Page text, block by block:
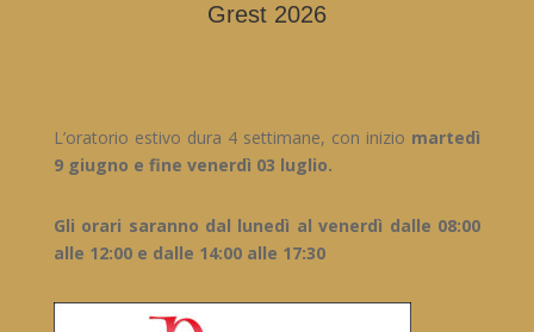
Grest 2026
L’oratorio estivo dura 4 settimane, con inizio martedì
9 giugno e fine venerdì 03 luglio.
Gli orari saranno dal lunedì al venerdì dalle 08:00
alle 12:00 e dalle 14:00 alle 17:30